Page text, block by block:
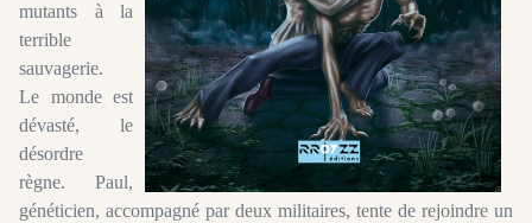
mutants à la
terrible
sauvagerie.
Le monde est
dévasté, le
désordre
règne. Paul,
généticien, accompagné par deux militaires, tente de rejoindre un